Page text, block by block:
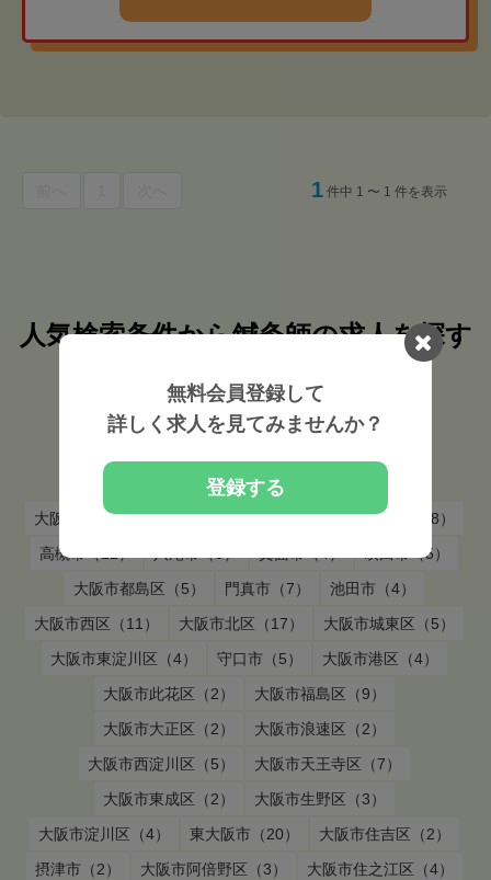
1 件中 1 〜 1 件を表示
人気検索条件から鍼灸師の求人を探す
大阪府堺市東区 市区町村から探す
松原市（5）
大阪市東住吉区（4）
豊中市（12）
大阪市中央区（18）
高槻市（12）
吹田市（5）
大阪市都島区（5）
門真市（7）
池田市（4）
大阪市西区（11）
大阪市北区（17）
大阪市城東区（5）
大阪市東淀川区（4）
守口市（5）
大阪市港区（4）
大阪市此花区（2）
大阪市福島区（9）
大阪市大正区（2）
大阪市浪速区（2）
大阪市西淀川区（5）
大阪市天王寺区（7）
大阪市東成区（2）
大阪市生野区（3）
大阪市淀川区（4）
東大阪市（20）
大阪市住吉区（2）
摂津市（2）
大阪市阿倍野区（3）
大阪市住之江区（4）
無料会員登録して
詳しく求人を見てみませんか？
登録する